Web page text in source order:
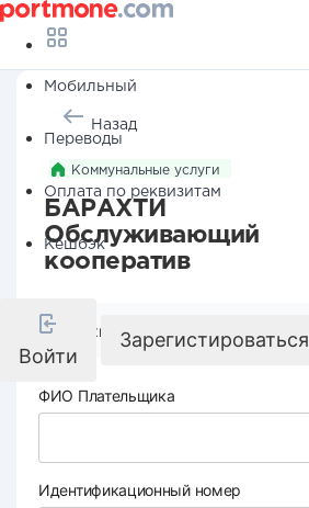
Мобильный
Переводы
Оплата по реквизитам
Кешбэк
Войти
Зарегистироваться
Назад
Коммунальные услуги
БАРАХТИ
Обслуживающий
кооператив
Реквизиты компании
ФИО Плательщика
Идентификационный номер